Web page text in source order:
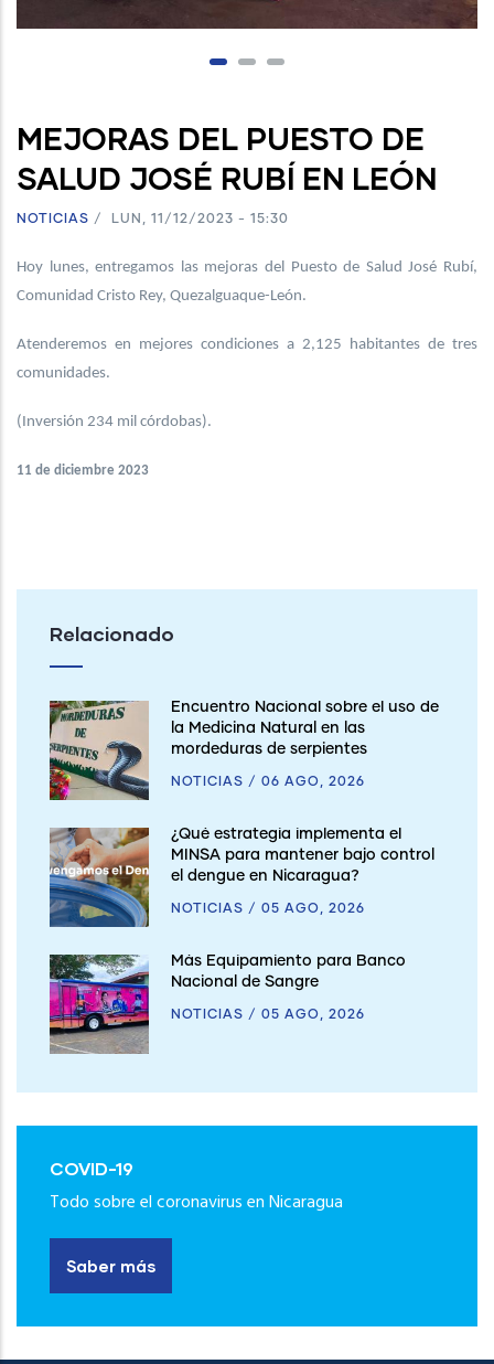
MEJORAS DEL PUESTO DE
SALUD JOSÉ RUBÍ EN LEÓN
NOTICIAS / LUN, 11/12/2023 - 15:30
Hoy lunes, entregamos las mejoras del Puesto de Salud José Rubí,
Comunidad Cristo Rey, Quezalguaque-León.
Atenderemos en mejores condiciones a 2,125 habitantes de tres
comunidades.
(Inversión 234 mil córdobas).
11 de diciembre 2023
Relacionado
Encuentro Nacional sobre el uso de
la Medicina Natural en las
mordeduras de serpientes
NOTICIAS / 06 AGO, 2026
¿Qué estrategia implementa el
MINSA para mantener bajo control
el dengue en Nicaragua?
NOTICIAS / 05 AGO, 2026
Más Equipamiento para Banco
Nacional de Sangre
NOTICIAS / 05 AGO, 2026
COVID-19
Todo sobre el coronavirus en Nicaragua
Saber más